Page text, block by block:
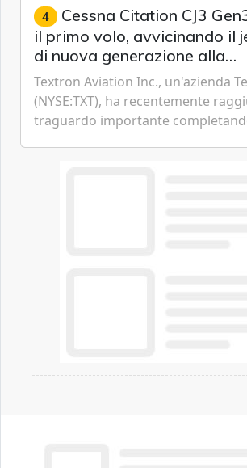
4 Cessna Citation CJ3 Gen3 completa
il primo volo, avvicinando il
di nuova generazione alla
certificazione
Textron Aviation Inc., un'azienda
(NYSE:TXT), ha recentemente
traguardo importante